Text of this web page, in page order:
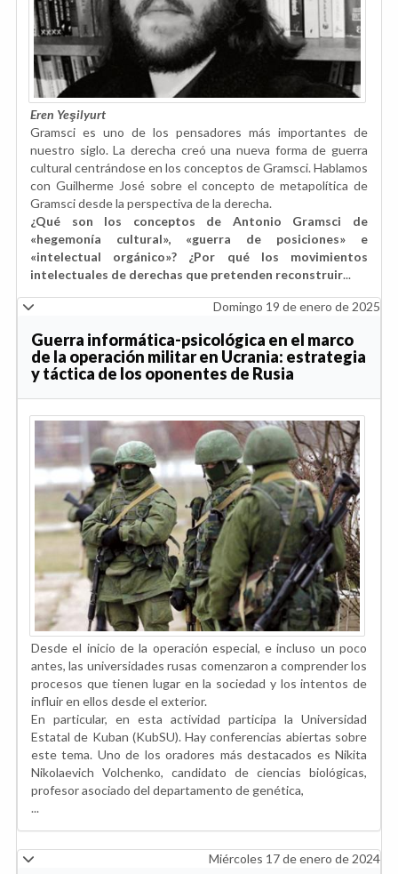
Eren Yeşilyurt
Gramsci es uno de los pensadores más importantes de
nuestro siglo. La derecha creó una nueva forma de guerra
cultural centrándose en los conceptos de Gramsci. Hablamos
con Guilherme José sobre el concepto de metapolítica de
Gramsci desde la perspectiva de la derecha.
¿Qué son los conceptos de Antonio Gramsci de
«hegemonía cultural», «guerra de posiciones» e
«intelectual orgánico»? ¿Por qué los movimientos
intelectuales de derechas que pretenden reconstruir...
Domingo 19 de enero de 2025
Guerra informática-psicológica en el marco
de la operación militar en Ucrania: estrategia
y táctica de los oponentes de Rusia
Desde el inicio de la operación especial, e incluso un poco
antes, las universidades rusas comenzaron a comprender los
procesos que tienen lugar en la sociedad y los intentos de
influir en ellos desde el exterior.
En particular, en esta actividad participa la Universidad
Estatal de Kuban (KubSU). Hay conferencias abiertas sobre
este tema. Uno de los oradores más destacados es Nikita
Nikolaevich Volchenko, candidato de ciencias biológicas,
profesor asociado del departamento de genética,
...
Miércoles 17 de enero de 2024